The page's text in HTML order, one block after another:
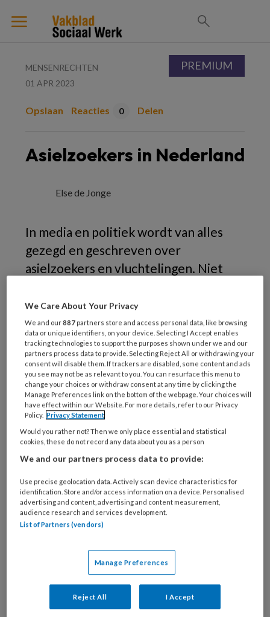
MENSENRECHTEN
01 APR 2023
Opslaan Reacties 0 Delen
Asielzoekers in Nederland
Else de Jonge
In media en politiek wordt van alles
gezegd en geschreven over
asielzoekers en vluchtelingen. Niet
gebruikt. Terwijl die er nogal toe doen.
De publicatieVluchtelingen in getallen
van Vluchtelingenwerk Nederland is
gebaseerd op de meest actuele cijfers
van IND, DUO, COA, CBS, Eurostat en
UNHCR over vluchtelingen en
asielzoekers in Nederland, Europa en
wereldwijd. Wij zochten erin op
hoeveel mensen er de afgelopen jaren
feitelijk bescherming zochten in
Nederland en ook hoeveel van hen
daadwerkelijk een status kregen.
PREMIUM
PREMIUM
We Care About Your Privacy
We and our887 partners store and access personal data, like browsing
data or unique identifiers, on your device. Selecting I Accept enables
tracking technologies to support the purposes shown under we and our
partners process data to provide. Selecting Reject All or withdrawing your
consent will disable them. If trackers are disabled, some content and ads
you see may not be as relevant to you. You can resurface this menu to
change your choices or withdraw consent at any time by clicking the
Manage Preferences link on the bottom of the webpage. Your choices will
have effect within our Website. For more details, refer to our Privacy
Policy. Privacy Statement
Would you rather not? Then we only place essential and statistical
cookies, these do not record any data about you as a person
We and our partners process data to provide:
Use precise geolocation data. Actively scan device characteristics for
identification. Store and/or access information on a device. Personalised
advertising and content, advertising and content measurement,
audience research and services development.
List of Partners (vendors)
Manage Preferences
Reject All I Accept